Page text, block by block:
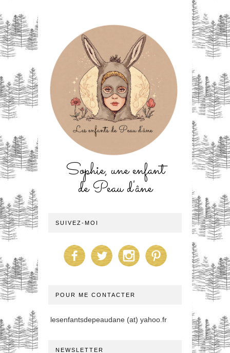
Sophie, une enfant
de Peau d'âne
SUIVEZ-MOI
POUR ME CONTACTER
lesenfantsdepeaudane (at) yahoo.fr
NEWSLETTER